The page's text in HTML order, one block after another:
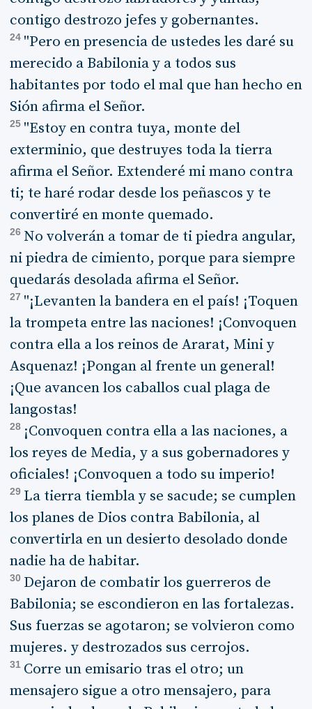
contigo destrozo jefes y gobernantes.
24 "Pero en presencia de ustedes les daré su
merecido a Babilonia y a todos sus
habitantes por todo el mal que han hecho en
Sión afirma el Señor.
25 "Estoy en contra tuya, monte del
exterminio, que destruyes toda la tierra
afirma el Señor. Extenderé mi mano contra
ti; te haré rodar desde los peñascos y te
convertiré en monte quemado.
26 No volverán a tomar de ti piedra angular,
ni piedra de cimiento, porque para siempre
quedarás desolada afirma el Señor.
27 "¡Levanten la bandera en el país! ¡Toquen
la trompeta entre las naciones! ¡Convoquen
contra ella a los reinos de Ararat, Mini y
Asquenaz! ¡Pongan al frente un general!
¡Que avancen los caballos cual plaga de
langostas!
28 ¡Convoquen contra ella a las naciones, a
los reyes de Media, y a sus gobernadores y
oficiales! ¡Convoquen a todo su imperio!
29 La tierra tiembla y se sacude; se cumplen
los planes de Dios contra Babilonia, al
convertirla en un desierto desolado donde
nadie ha de habitar.
30 Dejaron de combatir los guerreros de
Babilonia; se escondieron en las fortalezas.
Sus fuerzas se agotaron; se volvieron como
mujeres. y destrozados sus cerrojos.
31 Corre un emisario tras el otro; un
mensajero sigue a otro mensajero, para